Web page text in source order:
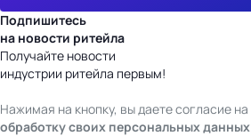
Подпишитесь
на новости ритейла
Получайте новости
индустрии ритейла первым!
Нажимая на кнопку, вы даете согласие на
обработку своих персональных данных